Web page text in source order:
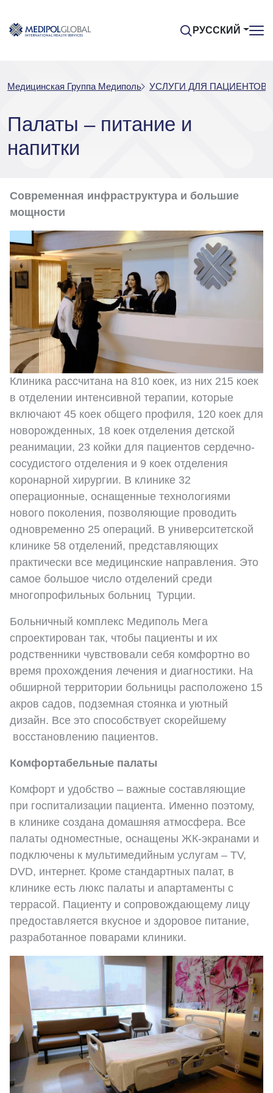
РУССКИЙ
Медицинская Группа Медиполь УСЛУГИ ДЛЯ ПАЦИЕНТОВ
Палаты – питание и
напитки
Современная инфраструктура и большие
мощности
Клиника рассчитана на 810 коек, из них 215 коек
в отделении интенсивной терапии, которые
включают 45 коек общего профиля, 120 коек для
новорожденных, 18 коек отделения детской
реанимации, 23 койки для пациентов сердечно-
сосудистого отделения и 9 коек отделения
коронарной хирургии. В клинике 32
операционные, оснащенные технологиями
нового поколения, позволяющие проводить
одновременно 25 операций. В университетской
клинике 58 отделений, представляющих
практически все медицинские направления. Это
самое большое число отделений среди
многопрофильных больниц Турции.
Больничный комплекс Медиполь Мега
спроектирован так, чтобы пациенты и их
родственники чувствовали себя комфортно во
время прохождения лечения и диагностики. На
обширной территории больницы расположено 15
акров садов, подземная стоянка и уютный
дизайн. Все это способствует скорейшему
восстановлению пациентов.
Комфортабельные палаты
Комфорт и удобство – важные составляющие
при госпитализации пациента. Именно поэтому,
в клинике создана домашняя атмосфера. Все
палаты одноместные, оснащены ЖК-экранами и
подключены к мультимедийным услугам – TV,
DVD, интернет. Кроме стандартных палат, в
клинике есть люкс палаты и апартаменты с
террасой. Пациенту и сопровождающему лицу
предоставляется вкусное и здоровое питание,
разработанное поварами клиники.